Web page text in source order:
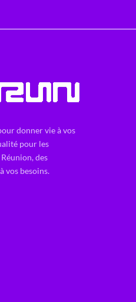
donner vie à vos
pour les
des
vos besoins.